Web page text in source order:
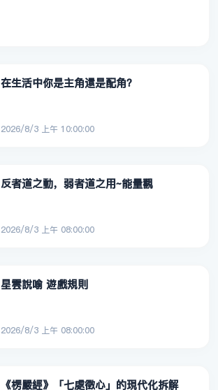
在生活中你是主角還是配角？
2026/8/3 上午 10:00:00
反者道之動，弱者道之用~能量觀
2026/8/3 上午 08:00:00
星雲說喻 遊戲規則
2026/8/3 上午 08:00:00
《楞嚴經》「七處徵心」的現代化拆解